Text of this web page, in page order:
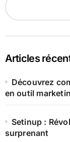
Articles
Découvrez
en outil
Setinup :
surprenant